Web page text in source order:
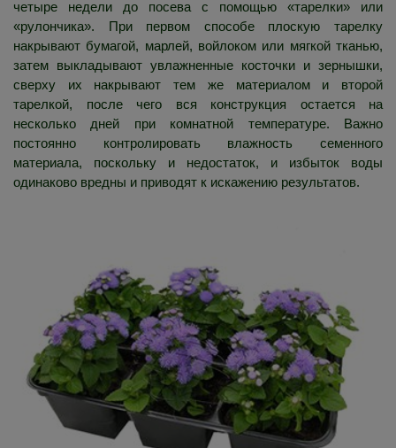
четыре недели до посева с помощью «тарелки» или
«рулончика». При первом способе плоскую тарелку
накрывают бумагой, марлей, войлоком или мягкой тканью,
затем выкладывают увлажненные косточки и зернышки,
сверху их накрывают тем же материалом и второй
тарелкой, после чего вся конструкция остается на
несколько дней при комнатной температуре. Важно
постоянно контролировать влажность семенного
материала, поскольку и недостаток, и избыток воды
одинаково вредны и приводят к искажению результатов.